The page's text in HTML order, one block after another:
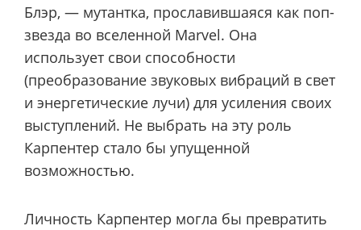
Блэр, — мутантка, прославившаяся как поп-
звезда во вселенной Marvel. Она
использует свои способности
(преобразование звуковых вибраций в свет
и энергетические лучи) для усиления своих
выступлений. Не выбрать на эту роль
Карпентер стало бы упущенной
возможностью.
Личность Карпентер могла бы превратить